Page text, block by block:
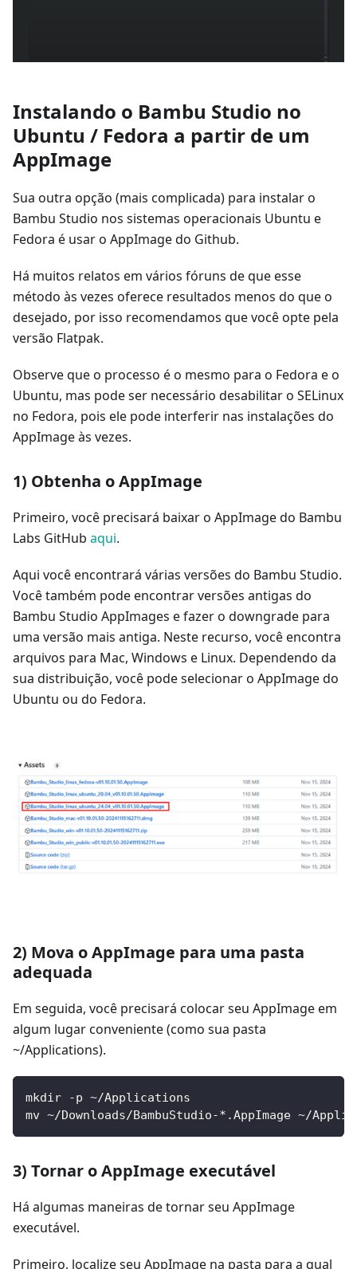
Instalando o Bambu Studio no
Ubuntu / Fedora a partir de um
AppImage
Sua outra opção (mais complicada) para instalar o
Bambu Studio nos sistemas operacionais Ubuntu e
Fedora é usar o AppImage do Github.
Há muitos relatos em vários fóruns de que esse
método às vezes oferece resultados menos do que o
desejado, por isso recomendamos que você opte pela
versão Flatpak.
Observe que o processo é o mesmo para o Fedora e o
Ubuntu, mas pode ser necessário desabilitar o SELinux
no Fedora, pois ele pode interferir nas instalações do
AppImage às vezes.
1) Obtenha o AppImage
Primeiro, você precisará baixar o AppImage do Bambu
Labs GitHub aqui.
Aqui você encontrará várias versões do Bambu Studio.
Você também pode encontrar versões antigas do
Bambu Studio AppImages e fazer o downgrade para
uma versão mais antiga. Neste recurso, você encontra
arquivos para Mac, Windows e Linux. Dependendo da
sua distribuição, você pode selecionar o AppImage do
Ubuntu ou do Fedora.
2) Mova o AppImage para uma pasta
adequada
Em seguida, você precisará colocar seu AppImage em
algum lugar conveniente (como sua pasta
~/Applications).
mkdir -p ~/Applications
mv ~/Downloads/BambuStudio-*.AppImage ~/
3) Tornar o AppImage executável
Há algumas maneiras de tornar seu AppImage
executável.
Primeiro, localize seu AppImage na pasta para a qual